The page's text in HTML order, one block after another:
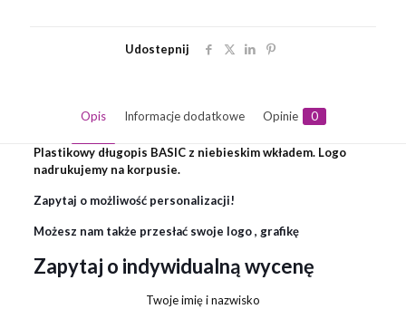
Udostepnij
Opis Informacje dodatkowe Opinie 0
Plastikowy długopis BASIC z niebieskim wkładem. Logo
nadrukujemy na korpusie.
Zapytaj o możliwość personalizacji!
Możesz nam także przesłać swoje logo , grafikę
Zapytaj o indywidualną wycenę
Twoje imię i nazwisko